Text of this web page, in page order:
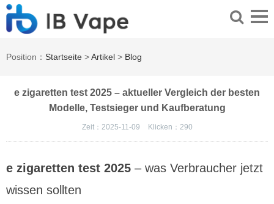
Position： Startseite >Artikel > Blog
e zigaretten test 2025 – aktueller Vergleich der besten
Modelle, Testsieger und Kaufberatung
Zeit：2025-11-09 Klicken： 290
e zigaretten test 2025 – was Verbraucher jetzt
wissen sollten